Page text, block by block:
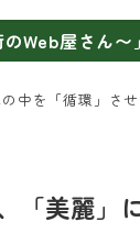
Web屋さん
中を「循環」さ
「美麗」